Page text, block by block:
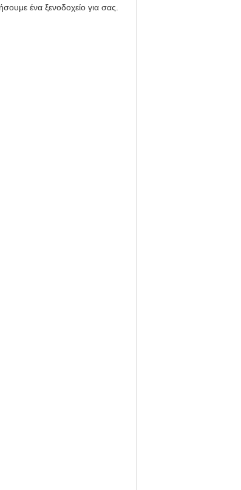
ένα ξενοδοχείο για σας.